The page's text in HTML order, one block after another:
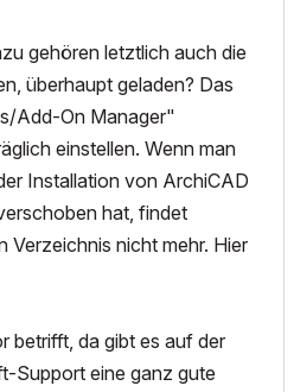
gehören letztlich auch die
überhaupt geladen? Das
Add-On Manager"
einstellen. Wenn man
Installation von ArchiCAD
hat, findet
Verzeichnis nicht mehr. Hier
betrifft, da gibt es auf der
Support eine ganz gute